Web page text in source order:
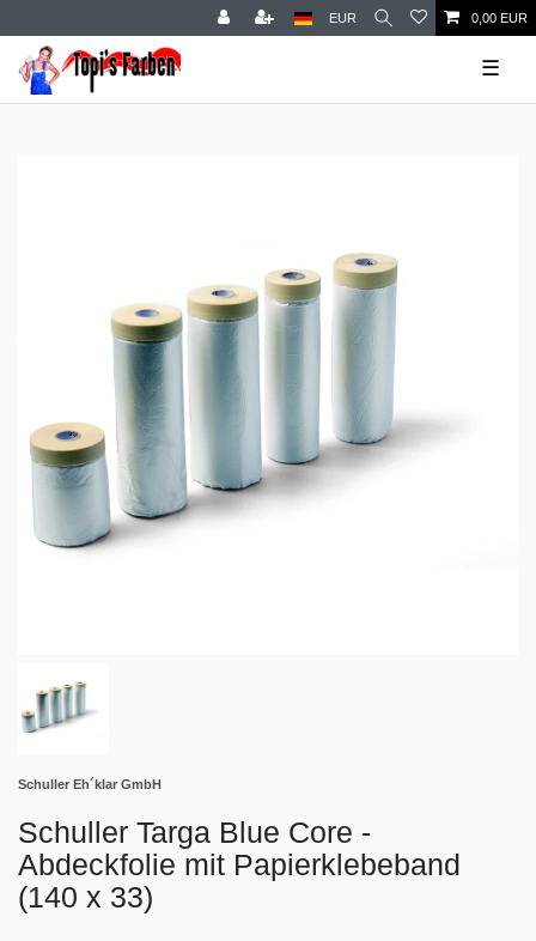
EUR 0,00 EUR
☰
Schuller Eh´klar GmbH
Schuller Targa Blue Core -
Abdeckfolie mit Papierklebeband
(140 x 33)